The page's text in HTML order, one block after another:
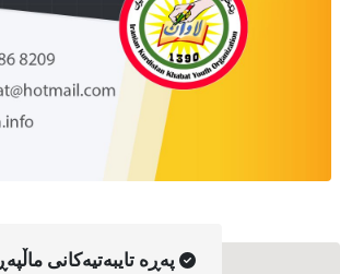
په‌ڕه‌ تایبه‌تیه‌کانی ماڵپه‌ڕ